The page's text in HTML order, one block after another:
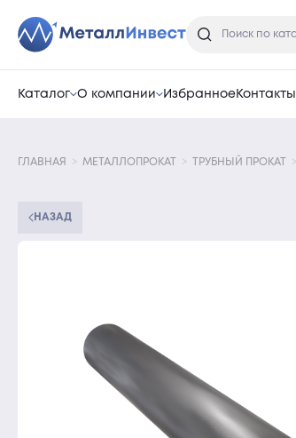
Каталог О компании ИзбранноеКонтакты
ГЛАВНАЯ МЕТАЛЛОПРОКАТ ТРУБНЫЙ ПРОКАТ
НАЗАД